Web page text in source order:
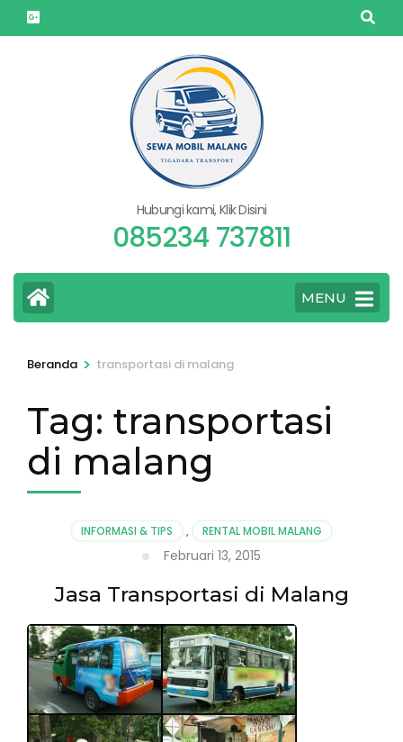
Lompat
ke
Hubungi kami, Klik Disini
085234 737811
MENU
Beranda > transportasi di malang
Tag: transportasi
di malang
INFORMASI & TIPS , RENTAL MOBIL MALANG
Februari 13, 2015
Jasa Transportasi di Malang